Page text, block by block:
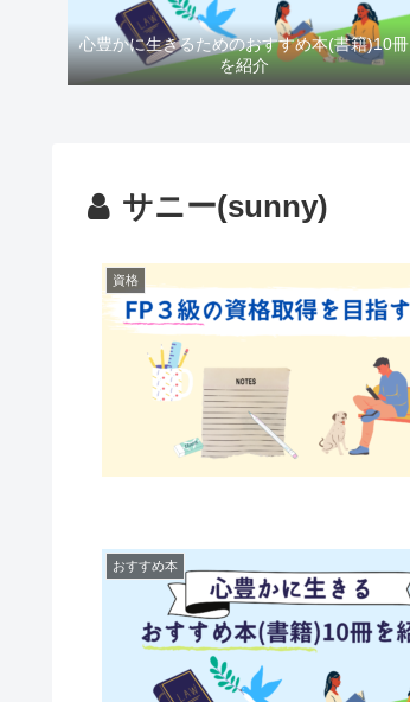
心豊かに生きるためのおすすめ本(書籍)10冊
を紹介
サニー(sunny)
資格
おすすめ本